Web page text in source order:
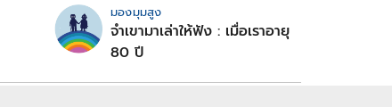
มองมุมสูง
จำเขามาเล่าให้ฟัง : เมื่อเราอายุ
80 ปี